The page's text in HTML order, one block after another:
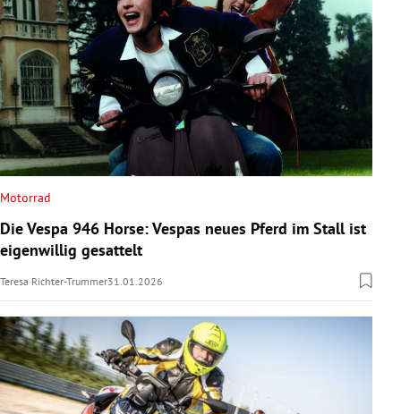
Motorrad
Die Vespa 946 Horse: Vespas neues Pferd im Stall ist
eigenwillig gesattelt
Teresa Richter-Trummer31.01.2026